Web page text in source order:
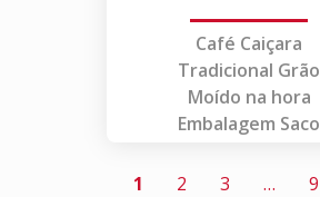
Café Caiçara
Tradicional Grão
Moído na hora
Embalagem Saco
1 2 3 … 9